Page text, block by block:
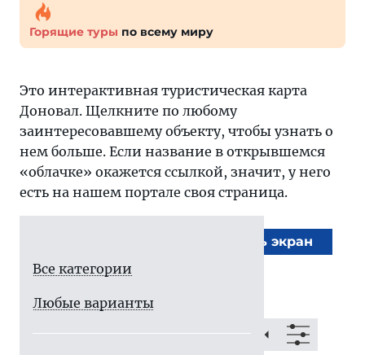
Горящие туры по всему миру
Это интерактивная туристическая карта
Доновал. Щелкните по любому
заинтересовавшему объекту, чтобы узнать о
нем больше. Если название в открывшемся
«облачке» окажется ссылкой, значит, у него
есть на нашем портале своя страница.
На весь экран
Все категории
Любые варианты